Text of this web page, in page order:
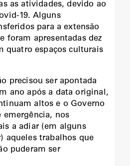
as atividades, devido ao
19. Alguns
para a extensão
foram apresentadas dez
quatro espaços culturais
precisou ser apontada
ano após a data original,
altos e o Governo
emergência, nos
a adiar (em alguns
aqueles trabalhos que
puderam ser